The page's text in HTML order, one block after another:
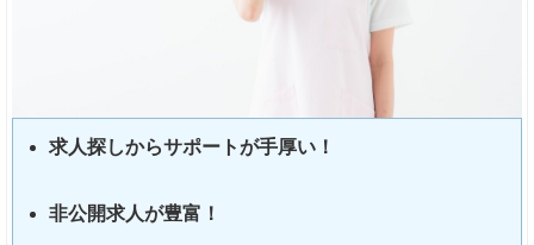
求人探しからサポートが手厚い！
非公開求人が豊富！